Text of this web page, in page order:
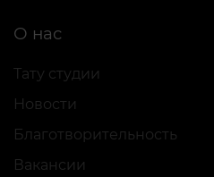
О нас
Тату студии
Новости
Благотворительность
Вакансии